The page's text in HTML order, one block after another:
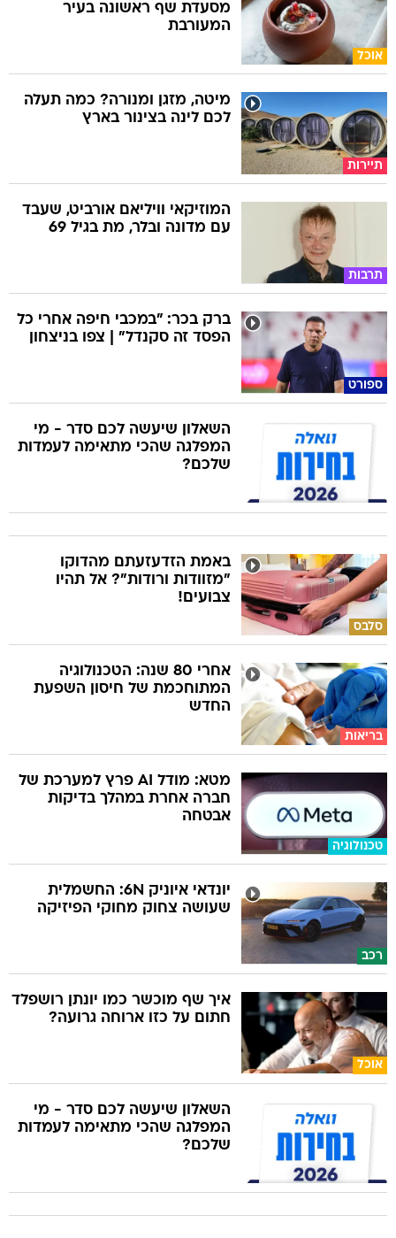
אוכל
מסעדת שף ראשונה בעיר
המעורבת
תיירות
מיטה, מזגן ומנורה? כמה תעלה
לכם לינה בצינור בארץ
תרבות
המוזיקאי וויליאם אורביט, שעבד
עם מדונה ובלר, מת בגיל 69
ספורט
ברק בכר: "במכבי חיפה אחרי כל
הפסד זה סקנדל" | צפו בניצחון
השאלון שיעשה לכם סדר - מי
המפלגה שהכי מתאימה לעמדות
שלכם?
סלבס
באמת הזדעזעתם מהדוקו
"מזוודות ורודות"? אל תהיו
צבועים!
בריאות
אחרי 80 שנה: הטכנולוגיה
המתוחכמת של חיסון השפעת
החדש
טכנולוגיה
מטא: מודל AI פרץ למערכת של
חברה אחרת במהלך בדיקות
אבטחה
רכב
יונדאי איוניק 6N: החשמלית
שעושה צחוק מחוקי הפיזיקה
אוכל
איך שף מוכשר כמו יונתן רושפלד
חתום על כזו ארוחה גרועה?
השאלון שיעשה לכם סדר - מי
המפלגה שהכי מתאימה לעמדות
שלכם?